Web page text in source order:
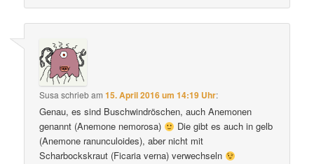
Susa schriebam15. April 2016 um 14:19 Uhr:
Genau, es sind Buschwindröschen, auch Anemonen
genannt (Anemone nemorosa)
Die gibt es auch in gelb
(Anemone ranunculoides), aber nicht mit
Scharbockskraut (Ficaria verna) verwechseln